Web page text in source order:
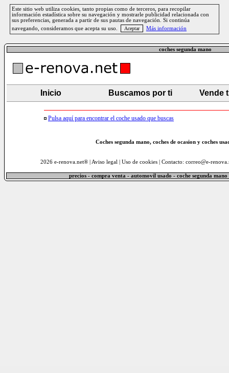
Este sitio web utiliza cookies, tanto propias como de terceros, para recopilar
información estadística sobre su navegación y mostrarle publicidad relacionada con
sus preferencias, generada a partir de sus pautas de navegación. Si continúa
navegando, consideramos que acepta su uso.
Más información
coches segunda mano
Inicio Buscamos por ti Vende
Pulsa aquí para encontrar el coche usado que buscas
Coches segunda mano, coches de ocasion y coches
2026 e-renova.net® | Aviso legal Uso de cookies| Contacto: correo@e-
precios - compra venta - automovil usado - coche segunda mano